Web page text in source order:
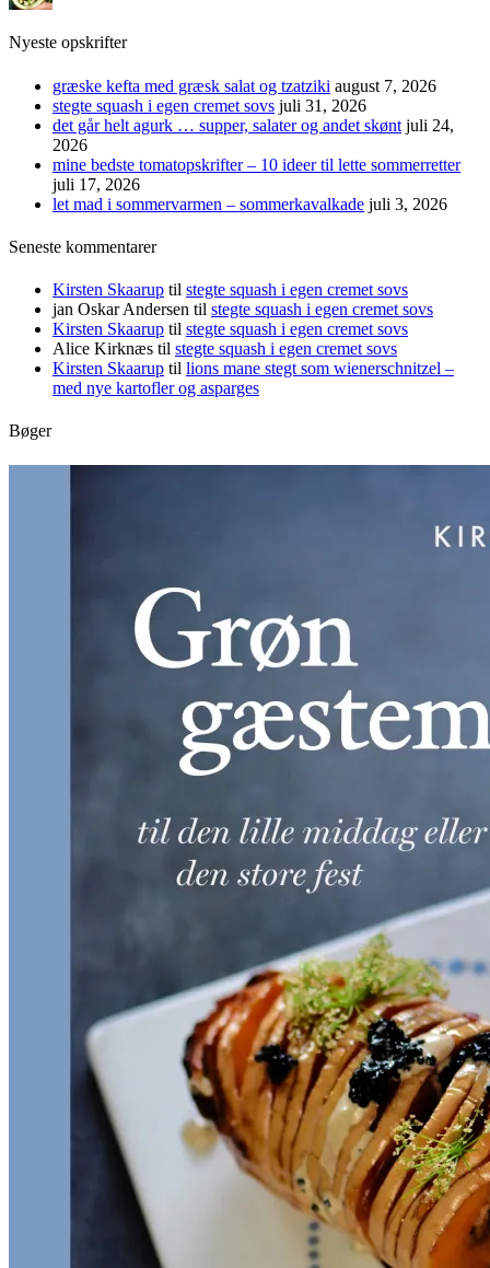
Nyeste opskrifter
græske kefta med græsk salat og tzatziki august 7, 2026
stegte squash i egen cremet sovs juli 31, 2026
det går helt agurk … supper, salater og andet skønt juli 24,
2026
mine bedste tomatopskrifter – 10 ideer til lette sommerretter
juli 17, 2026
let mad i sommervarmen – sommerkavalkade juli 3, 2026
Seneste kommentarer
Kirsten Skaarup til stegte squash i egen cremet sovs
jan Oskar Andersen til stegte squash i egen cremet sovs
Kirsten Skaarup til stegte squash i egen cremet sovs
Alice Kirknæs til stegte squash i egen cremet sovs
Kirsten Skaarup til lions mane stegt som wienerschnitzel –
med nye kartofler og asparges
Bøger